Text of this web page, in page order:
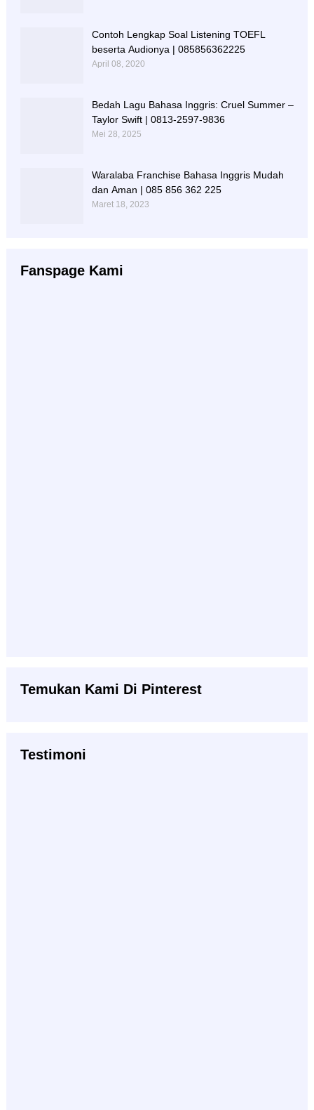
Contoh Lengkap Soal Listening TOEFL
beserta Audionya | 085856362225
April 08, 2020
Bedah Lagu Bahasa Inggris: Cruel Summer –
Taylor Swift | 0813-2597-9836
Mei 28, 2025
Waralaba Franchise Bahasa Inggris Mudah
dan Aman | 085 856 362 225
Maret 18, 2023
Fanspage Kami
Temukan Kami Di Pinterest
Testimoni